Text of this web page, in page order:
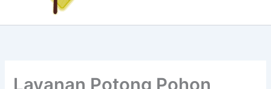
Layanan Potong Pohon